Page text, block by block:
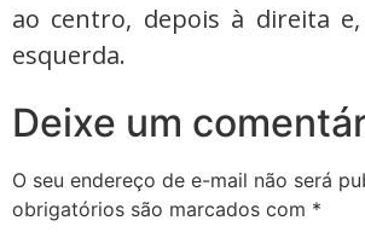
ao centro, depois à direita
esquerda.
Deixe um
O seu endereço de e-mail não será
obrigatórios são marcados com *